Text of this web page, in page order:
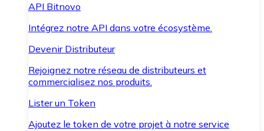
API Bitnovo
Intégrez notre API dans votre écosystème.
Devenir Distributeur
Rejoignez notre réseau de distributeurs et
commercialisez nos produits.
Lister un Token
Ajoutez le token de votre projet à notre service